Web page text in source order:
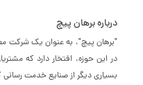
درباره برهان پیچ
"برهان پیچ"، به عنوان یک شرکت
در این حوزه، افتخار دارد که
بسیاری دیگر از صنایع خدمت رسانی